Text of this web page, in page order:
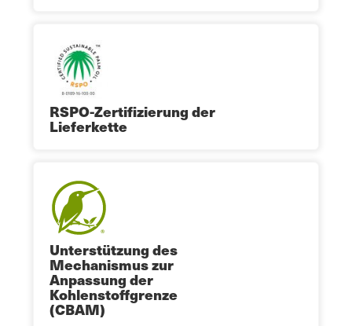
RSPO-Zertifizierung der
Lieferkette
Unterstützung des
Mechanismus zur
Anpassung der
Kohlenstoffgrenze
(CBAM)